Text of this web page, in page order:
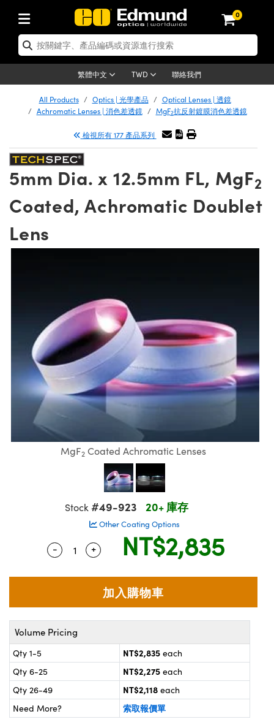
0
繁體中文 TWD 聯絡我們
| 光學產品
| 反射鏡
| 光學濾光片
| 偏振光學元件
| 分光鏡
Components | SCHOTT 光學
| 紅外線光學產品
| 光纖
| 雷射光學
| 超快光學
Sputtering) Coated Optics |
Elements (DOE) | 繞射光學
Optics | 雷射光學
| 雷射透鏡
| 雷射濾光片
| 超快光學
器
Assemblies | 雷射光學元件組装
| 雷射顯微鏡
Isolators | 晶體和隔離器
| 雷射偏光片
| 雷射稜鏡
| 光機組件
System | 光學籠式系統
| 臺式系統
and Breadboards | 光學平臺和
| 顯微鏡
| Mitutoyo 物鏡
| Nikon 物鏡
| ZEISS 物鏡
Microscopes
Objectives
Cameras
|顯微鏡照明
體視顯微鏡系統
| 顯微鏡濾光片
Lenses | 變焦鏡頭模組
| 顯微鏡用結構件
and Couplers | 中繼鏡或耦合鏡
Microscopes | 袖珍顯微鏡
鏡
放大鏡
| 雷射
and Electronics | 雷射量
| 雷射用光機模組
Lenses | 成像鏡頭
Lenses | 定焦鏡頭
| 遠心鏡頭
Magnification Lenses
Accessories | 成像鏡頭配件
| 相機
Cameras | Gigabit乙太網相
Cameras | Teledyne Dalsa 相
Microscopy Cameras
Cameras | Allied Vision 相機
Labs Cameras™ | Lucid Vision
| Pixelink 相機
Interface Cameras | 高速接口相
| 成像系統
and Illumination | 照明
Lighting | 機器視覺光源
|顯微鏡照明
| 雷射光源
| 其他光源
Accessories | 光源配件
Targets | 測試板
Targets | 解析度測試板
Targets | 畸變測試版
Level Test Targets | 色卡測試板
and Detection | 測試與監測
| 光學度量
Solutions | 機器視覺方案
and Electronics | 雷射量
測器
大器
| 光度計
Tools | 量測工具
Components | 主動光學元件
and Detection
and Production | 實驗室和生產
| 清潔用品
Handling Tools | 零件夾持用品
| 光學膠
| 暗室器材
| 雷射防護
性裝置
Production
用選購
| 光譜儀
Imaging
Imaging
Processing
Tomography
By Brand
Development Systems
Components
Labs™
Gratings™
Products | 新品專區
Lenses
| 清倉品
| 清倉光學產品
| 清倉顯微鏡
Lenses | 清倉成像鏡頭
| 清倉相機
and Detection
and Production | 清倉實驗室
Products | 重新認證產品
| 重新認證光學產品
| 重新認證光機組
| 重新認證雷射
| 重新認證顯微鏡
Lenses | 重新認證成像鏡
| 重新認證相機
and Detection
and Production | 重新認證實
用品
All Products Optics | 光學產品
Optical Lenses | 透鏡
Achromatic Lenses | 消色差透鏡
MgF2抗反射鍍膜消色差透鏡
檢視所有 177 產品系列
5mm Dia. x 12.5mm FL, MgF2
Coated, Achromatic Doublet
Lens
MgF2 Coated Achromatic Lenses
Stock #49-923 20+ 庫存
Other Coating Options
Quantity Selector
- Use the plus and minus buttons to
+ NT$2,835
Volume Pricing
Qty 1-5 NT$2,835 each
Qty 6-25
NT$2,275 each
Qty 26-49
NT$2,118 each
Need More?
索取報價單